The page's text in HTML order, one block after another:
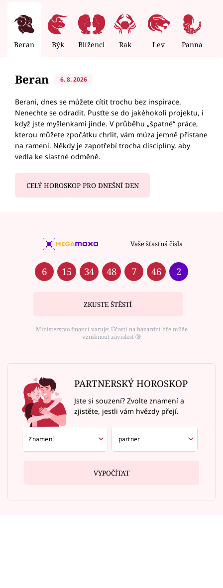
Beran Býk Blíženci Rak Lev Panna
Beran 6. 8. 2026
Berani, dnes se můžete cítit trochu bez inspirace.
Nenechte se odradit. Pusťte se do jakéhokoli projektu, i
když jste myšlenkami jinde. V průběhu „špatné“ práce,
kterou můžete zpočátku chrlit, vám múza jemně přistane
na rameni. Někdy je zapotřebí trocha disciplíny, aby
vedla ke slastné odměně.
CELÝ HOROSKOP PRO DNEŠNÍ DEN
Vaše šťastná čísla
6 15 34 48 7 46 2
ZKUSTE ŠTĚSTÍ
Ministerstvo financí varuje: Účastí na hazardní hře může
vzniknout závislost ⑱
PARTNERSKÝ HOROSKOP
Jste si souzení? Zvolte znamení a
zjistěte, jestli vám hvězdy přejí.
VYPOČÍTAT